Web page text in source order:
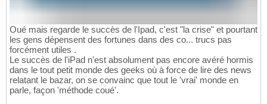
Oué mais regarde le succès de l'Ipad, c'est "la crise" et pourtant
les gens dépensent des fortunes dans des co... trucs pas
forcément utiles .
Le succès de l'iPad n'est absolument pas encore avéré hormis
dans le tout petit monde des geeks où à force de lire des news
relatant le bazar, on se convainc que tout le 'vrai' monde en
parle, façon 'méthode coué'.